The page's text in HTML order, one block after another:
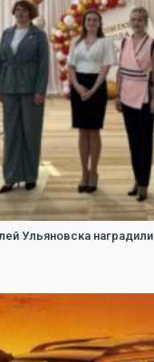
Ульяновска наградили